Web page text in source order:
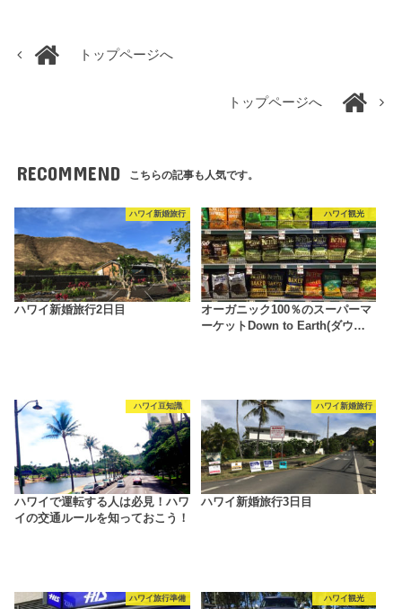
トップページへ
トップページへ
RECOMMEND こちらの記事も人気です。
ハワイ新婚旅行
ハワイ新婚旅行2日目
ハワイ観光
オーガニック100％のスーパーマ
ーケットDown to Earth(ダウ…
ハワイ豆知識
ハワイで運転する人は必見！ハワ
イの交通ルールを知っておこう！
ハワイ新婚旅行
ハワイ新婚旅行3日目
ハワイ旅行準備 ハワイ観光